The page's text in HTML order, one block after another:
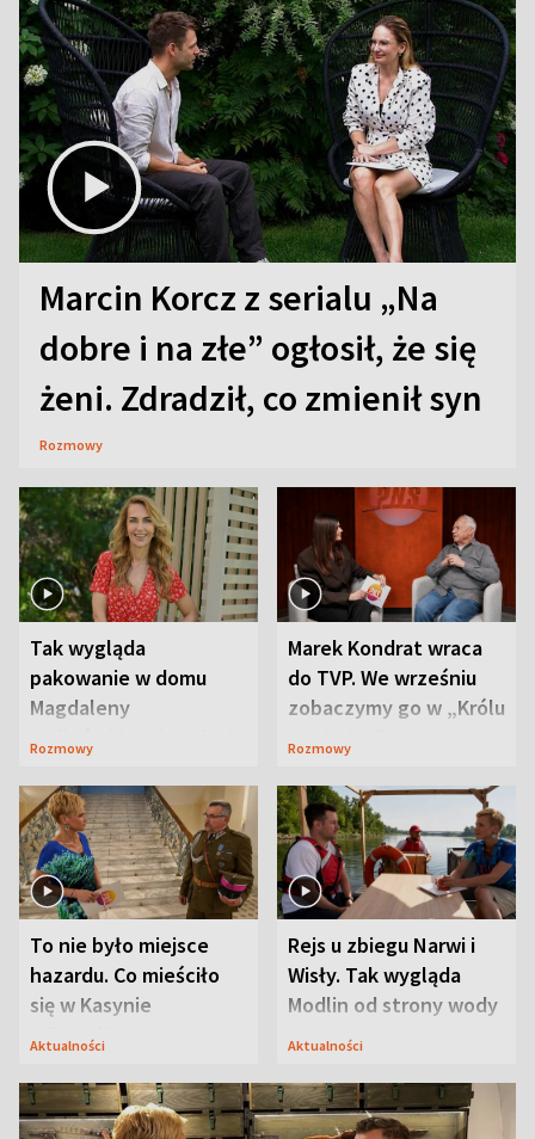
Marcin Korcz z serialu „Na
dobre i na złe” ogłosił, że się
żeni. Zdradził, co zmienił syn
Rozmowy
Tak wygląda
pakowanie w domu
Magdaleny
Waligórskiej-Lisieckiej.
Rozmowy
Marek Kondrat wraca
do TVP. We wrześniu
zobaczymy go w „Królu
Maciusiu I”
Rozmowy
To nie było miejsce
hazardu. Co mieściło
się w Kasynie
Oficerskim?
Aktualności
Rejs u zbiegu Narwi i
Wisły. Tak wygląda
Modlin od strony wody
Aktualności